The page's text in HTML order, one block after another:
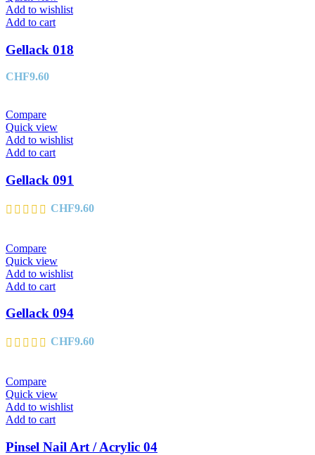
Add to wishlist
Add to cart
Gellack 018
CHF9.60
Compare
Quick view
Add to wishlist
Add to cart
Gellack 091
CHF9.60
Compare
Quick view
Add to wishlist
Add to cart
Gellack 094
CHF9.60
Compare
Quick view
Add to wishlist
Add to cart
Pinsel Nail Art / Acrylic 04